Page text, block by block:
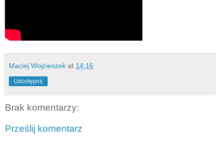
Maciej Wojcieszek at 14:16
Udostępnij
Brak komentarzy:
Prześlij komentarz